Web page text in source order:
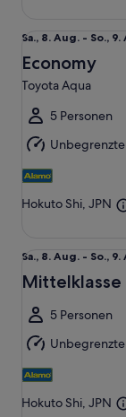
Sa.,
8.
Aug.
bis
So.,
9.
Aug.
Sa., 8. Aug. - So., 9.
Economy
Toyota Aqua
5 Personen
Hokuto Shi, JPN
Sa.,
8.
bis
So.,
9.
Aug.
Sa., 8. Aug. - So., 9.
5 Personen
Hokuto Shi, JPN